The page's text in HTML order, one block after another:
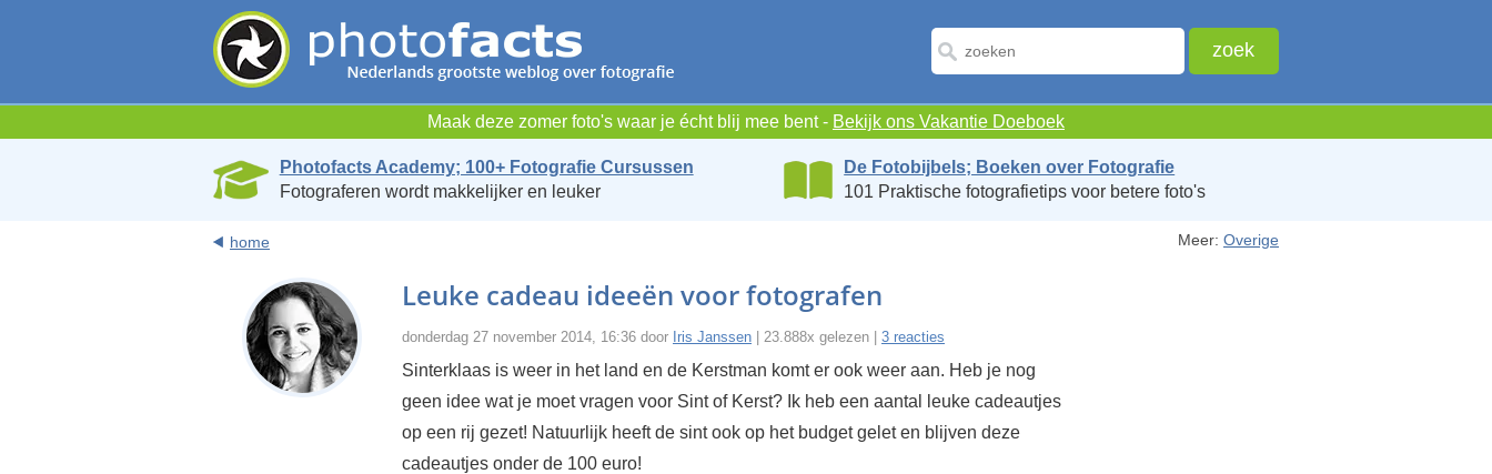
Maak deze zomer foto's waar je écht blij mee bent - Bekijk ons Vakantie Doeboek
Photofacts Academy; 100+ Fotografie Cursussen
Fotograferen wordt makkelijker en leuker
De Fotobijbels; Boeken over Fotografie
101 Praktische fotografietips voor betere foto's
home Meer: Overige
Leuke cadeau ideeën voor fotografen
donderdag 27 november 2014, 16:36 door Iris Janssen | 23.888x gelezen | 3 reacties
Sinterklaas is weer in het land en de Kerstman komt er ook weer aan. Heb je nog
geen idee wat je moet vragen voor Sint of Kerst? Ik heb een aantal leuke cadeautjes
op een rij gezet! Natuurlijk heeft de sint ook op het budget gelet en blijven deze
cadeautjes onder de 100 euro!